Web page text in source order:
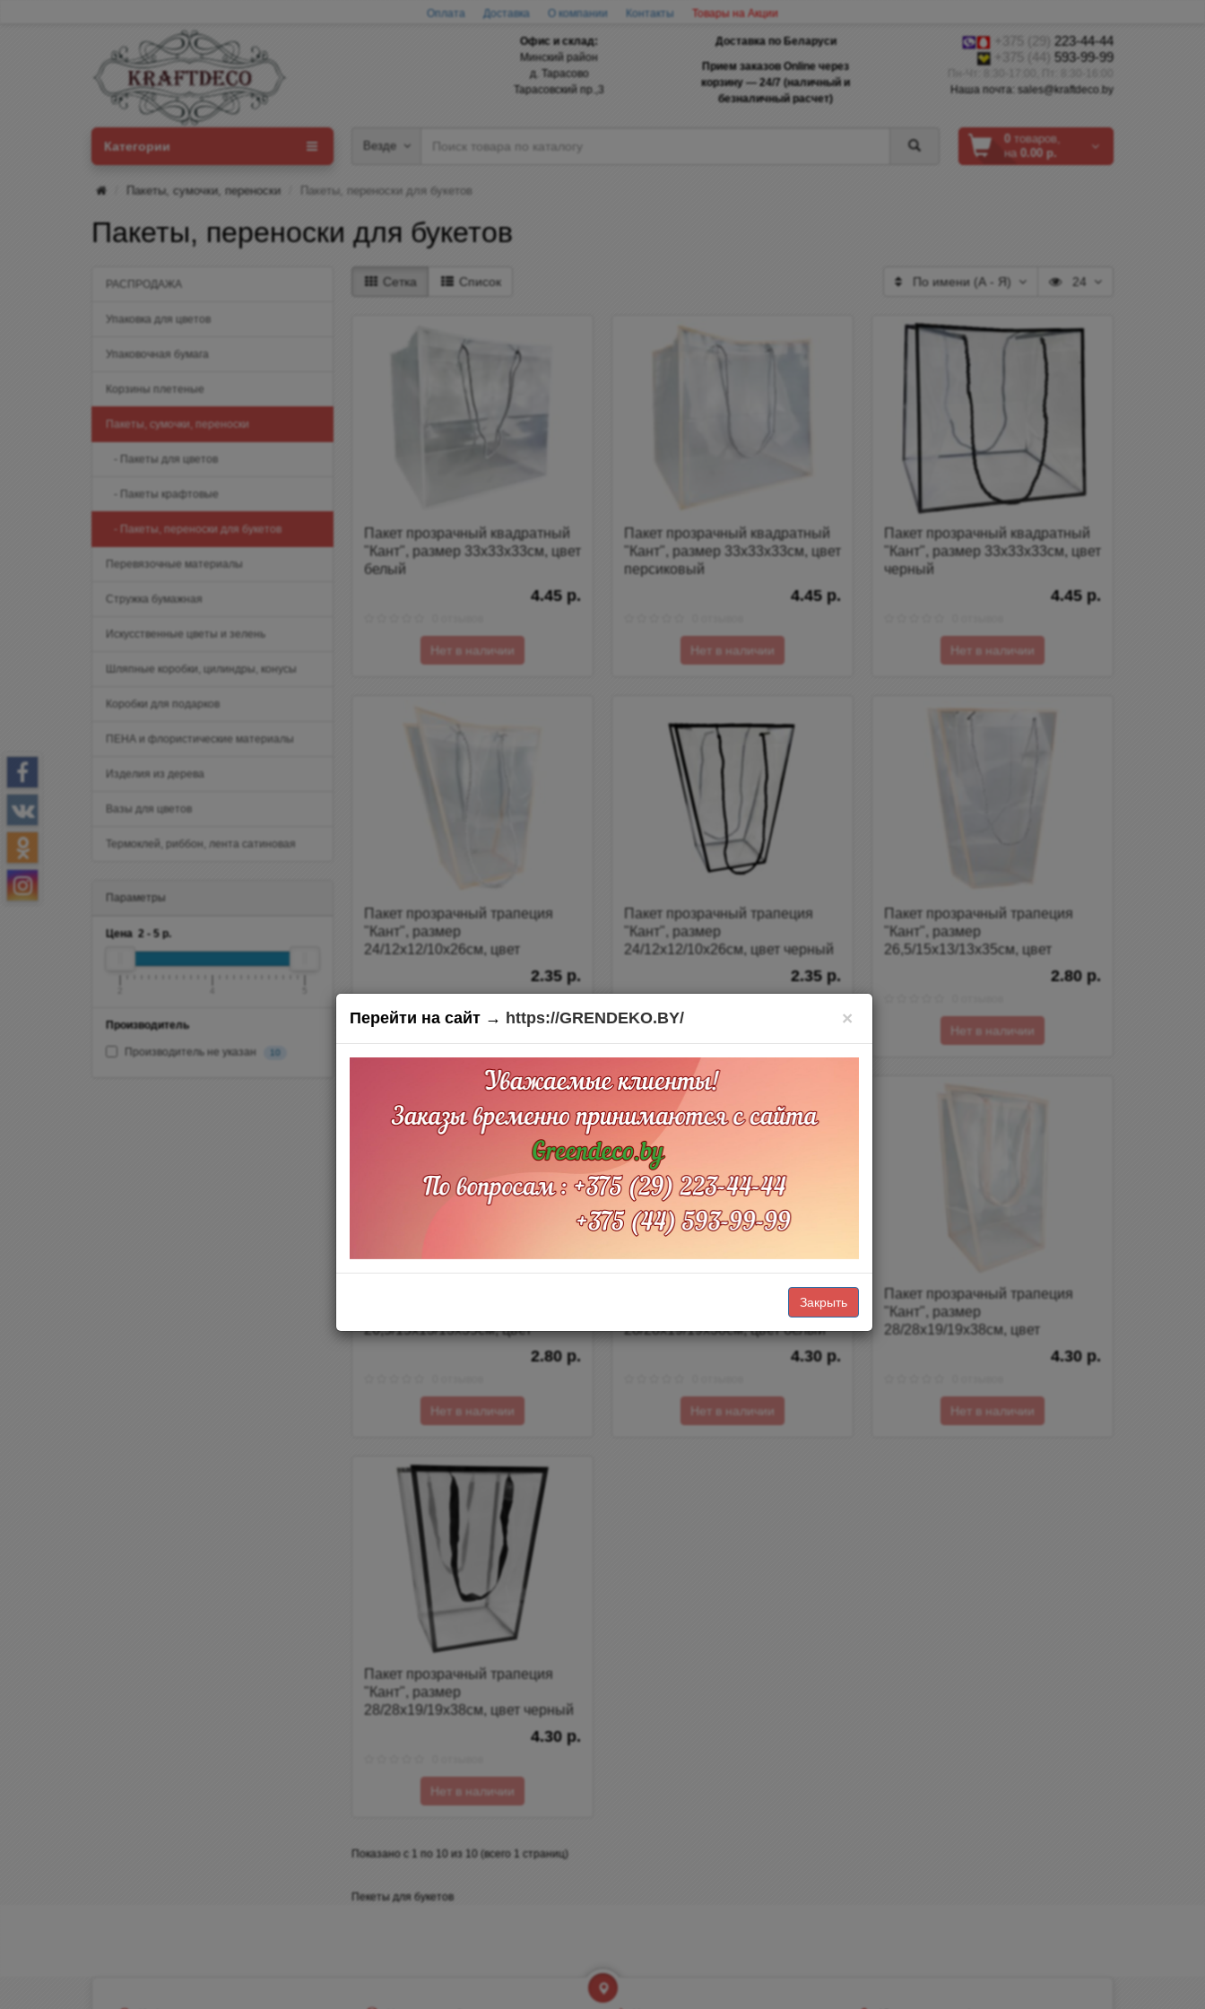
Оплата Доставка О компании Контакты Товары на Акции
Офис и склад:
Минский район
д. Тарасово
Тарасовский пр.,3
Доставка по Беларуси
Прием заказов Online через
корзину — 24/7 (наличный и
безналичный расчет)
+375 (29)
223-44-44
+375 (44)
593-99-99
Наша почта: sales@kraftdeco.by
Везде
0товаров,
на 0.00 р.
Категории
Пакеты, сумочки, переноски Пакеты, переноски для букетов
Пакеты, переноски для букетов
РАСПРОДАЖА
Упаковка для цветов
Упаковочная бумага
Корзины плетеные
Пакеты, сумочки, переноски
- Пакеты для цветов
- Пакеты крафтовые
- Пакеты, переноски для букетов
Перевязочные материалы
Стружка бумажная
Искусственные цветы и зелень
Шляпные коробки, цилиндры, конусы
Коробки для подарков
ПЕНА и флористические материалы
Изделия из дерева
Вазы для цветов
Термоклей, риббон, лента сатиновая
Параметры
Цена 2 - 5 р.
Производитель
Производитель не указан 10
Сетка Список По имени (A - Я) 24
Пакет прозрачный квадратный
"Кант", размер 33х33х33см, цвет
белый
4.45 р.
Нет в наличии
Пакет прозрачный квадратный
"Кант", размер 33х33х33см, цвет
персиковый
4.45 р.
Нет в наличии
Пакет прозрачный квадратный
"Кант", размер 33х33х33см, цвет
черный
4.45 р.
Нет в наличии
Пакет прозрачный трапеция
"Кант", размер
24/12х12/10х26см, цвет
2.35 р.
Пакет прозрачный трапеция
"Кант", размер
24/12х12/10х26см, цвет черный
2.35 р.
Пакет прозрачный трапеция
"Кант", размер
26,5/15х13/13х35см, цвет
2.80 р.
Нет в наличии
26,5/15х13/13х35см, цвет
2.80 р.
Нет в наличии
Пакет прозрачный трапеция
28/28х19/19х38см, цвет белый
4.30 р.
Нет в наличии
Пакет прозрачный трапеция
"Кант", размер
28/28х19/19х38см, цвет
4.30 р.
Нет в наличии
Пакет прозрачный трапеция
"Кант", размер
28/28х19/19х38см, цвет черный
4.30 р.
Нет в наличии
Показано с 1 по 10 из 10 (всего 1 страниц)
Пекеты для букетов
×
Перейти на сайт → https://GRENDEKO.BY/
Закрыть